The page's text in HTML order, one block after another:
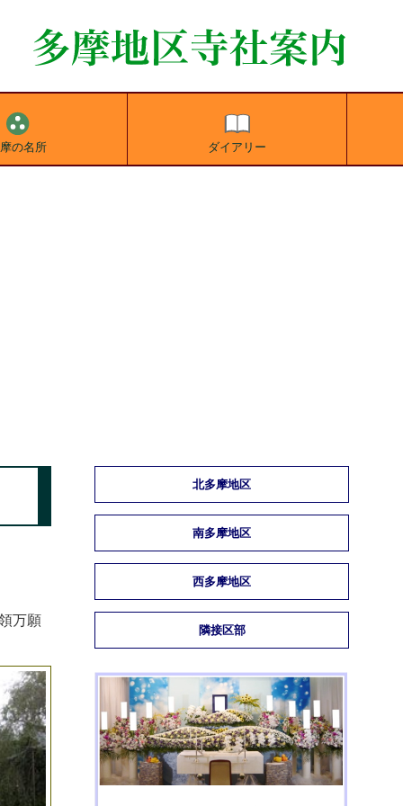
の名所 ダイアリー
万願
北多摩地区
南多摩地区
西多摩地区
隣接区部